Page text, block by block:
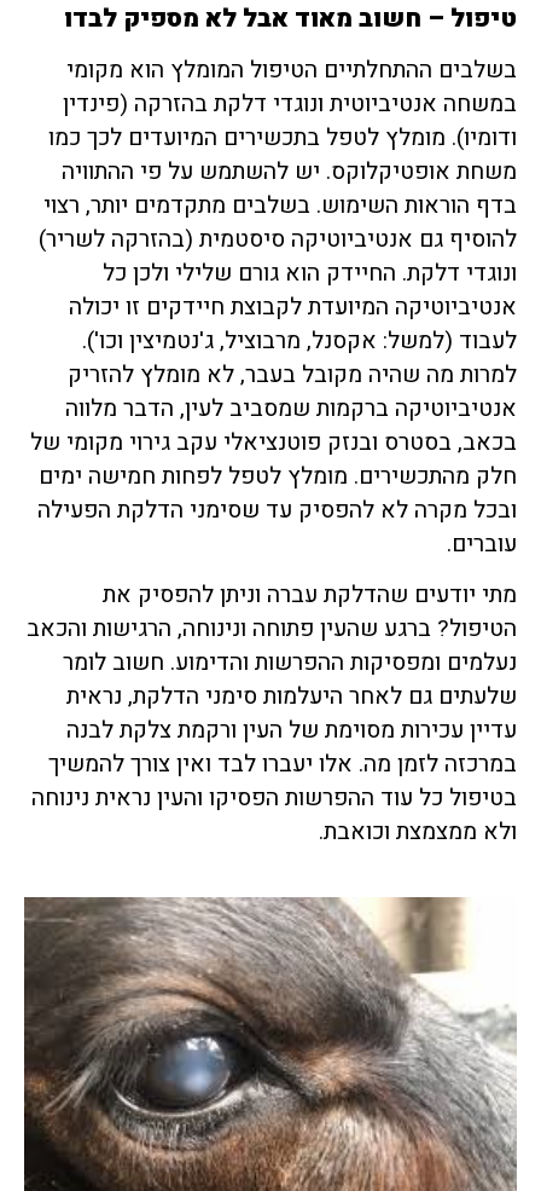
טיפול – חשוב מאוד אבל לא מספיק לבדו
בשלבים ההתחלתיים הטיפול המומלץ הוא מקומי
במשחה אנטיביוטית ונוגדי דלקת בהזרקה (פינדין
ודומיו). מומלץ לטפל בתכשירים המיועדים לכך כמו
משחת אופטיקלוקס. יש להשתמש על פי ההתוויה
בדף הוראות השימוש. בשלבים מתקדמים יותר, רצוי
להוסיף גם אנטיביוטיקה סיסטמית (בהזרקה לשריר)
ונוגדי דלקת. החיידק הוא גורם שלילי ולכן כל
אנטיביוטיקה המיועדת לקבוצת חיידקים זו יכולה
לעבוד (למשל: אקסנל, מרבוציל, ג'נטמיצין וכו').
למרות מה שהיה מקובל בעבר, לא מומלץ להזריק
אנטיביוטיקה ברקמות שמסביב לעין, הדבר מלווה
בכאב, בסטרס ובנזק פוטנציאלי עקב גירוי מקומי של
חלק מהתכשירים. מומלץ לטפל לפחות חמישה ימים
ובכל מקרה לא להפסיק עד שסימני הדלקת הפעילה
עוברים.
מתי יודעים שהדלקת עברה וניתן להפסיק את
הטיפול? ברגע שהעין פתוחה ונינוחה, הרגישות והכאב
נעלמים ומפסיקות ההפרשות והדימוע. חשוב לומר
שלעתים גם לאחר היעלמות סימני הדלקת, נראית
עדיין עכירות מסוימת של העין ורקמת צלקת לבנה
במרכזה לזמן מה. אלו יעברו לבד ואין צורך להמשיך
בטיפול כל עוד ההפרשות הפסיקו והעין נראית נינוחה
ולא ממצמצת וכואבת.